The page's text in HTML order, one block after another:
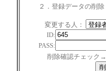
２．登録データの削除
変更する人：
ID:
PASS:
削除確認チェック→